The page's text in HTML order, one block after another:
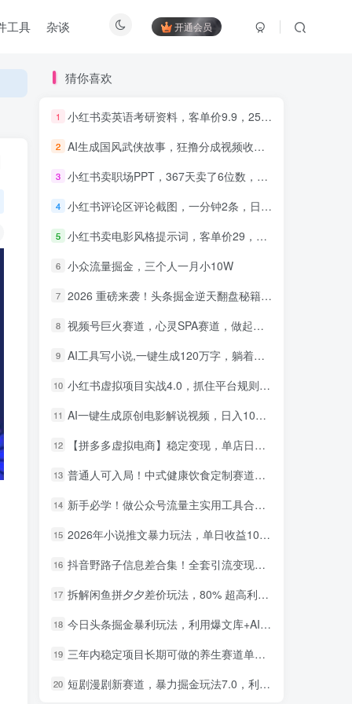
开通会员
工具 杂谈
猜你喜欢
1 小红书卖英语考研资料，客单价9.9，250天卖了16w!
2 AI生成国风武侠故事，狂撸分成视频收益，轻松日入1000+【可多平台分发】！
3 小红书卖职场PPT，367天卖了6位数，从0-1全流程讲解
4 小红书评论区评论截图，一分钟2条，日入几千，多劳多得!
5 小红书卖电影风格提示词，客单价29，50多天卖了790单，小白直接抄作业！
6 小众流量掘金，三个人一月小10W
7 2026 重磅来袭！头条掘金逆天翻盘秘籍，AI 一键打造爆款内容，只需简单复制粘贴，日入 1000 + 轻松实现！
8 视频号巨火赛道，心灵SPA赛道，做起来超简单，每天收益800+！
9 AI工具写小说,一键生成120万字，躺着也能赚，月入2w+！
10 小红书虚拟项目实战4.0，抓住平台规则调整，单店日入500+！
11 AI一键生成原创电影解说视频，日入1000+！
12 【拼多多虚拟电商】稳定变现，单店日利润500+，软件挂机全自动发货，轻松实现月入1w+！
13 普通人可入局！中式健康饮食定制赛道，AI 十分钟做爆款，变现超给力
14 新手必学！做公众号流量主实用工具合集，从选题到变现，一篇搞定（新手必备）
15 2026年小说推文暴力玩法，单日收益1000+，小白看完即可上手
16 抖音野路子信息差合集！全套引流变现玩法，保姆级拆解
17 拆解闲鱼拼夕夕差价玩法，80% 超高利润，日入轻松过千
18 今日头条掘金暴利玩法，利用爆文库+AI辅助，轻松矩阵、当天起号，简单粗暴，日入1000+
19 三年内稳定项目长期可做的养生赛道单条视频收入2200
20 短剧漫剧新赛道，暴力掘金玩法7.0，利用最权威的去重技术，号称单日可收益最高1w+
知识付费5.0，重磅更新 平台
才是王道，长期稳定项目
1 小红书卖英语考研资料，客单价9.9，250天卖了16w!
2 AI生成国风武侠故事，狂撸分成视频收益，轻松日入1000+【可多平台分发】！
3 小红书卖职场PPT，367天卖了6位数，从0-1全流程讲解
4 小红书评论区评论截图，一分钟2条，日入几千，多劳多得!
5 小红书卖电影风格提示词，客单价29，50多天卖了790单，小白直接抄作业！